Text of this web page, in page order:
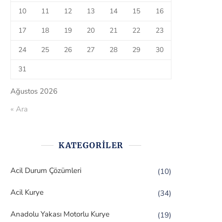
Ağustos 2026
10 11 12 13 14 15 16
17 18 19 20 21 22 23
24 25 26 27 28 29 30
31
« Ara
KATEGORILER
Acil Durum Çözümleri (10)
Acil Kurye (34)
Anadolu Yakası Motorlu Kurye (19)